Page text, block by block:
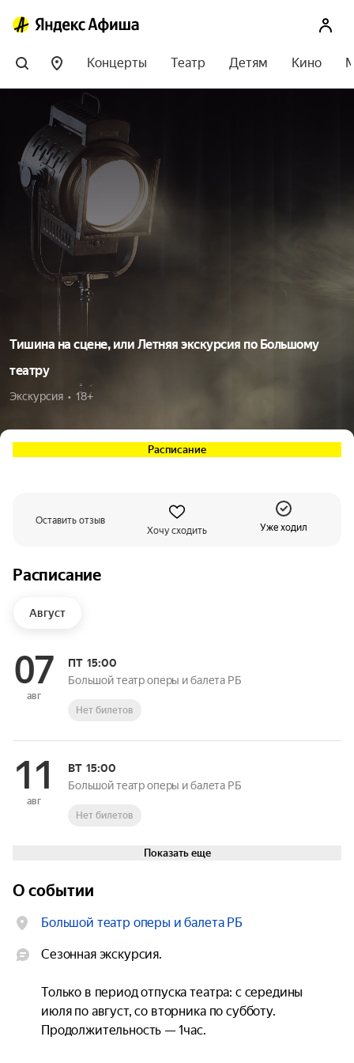
Концерты Театр Детям Кино
Тишина на сцене, или Летняя экскурсия по Большому
театру
Экскурсия  •  18+
Расписание
Оставить отзыв
Хочу сходить
Уже ходил
Расписание
Август
07
авг
ПТ15:00
Большой театр оперы и балета РБ
Нет билетов
11
авг
ВТ15:00
Большой театр оперы и балета РБ
Нет билетов
Показать еще
О событии
Большой театр оперы и балета РБ
Сезонная экскурсия.
Только в период отпуска театра: с середины
июля по август, со вторника по субботу.
Продолжительность — 1 час.